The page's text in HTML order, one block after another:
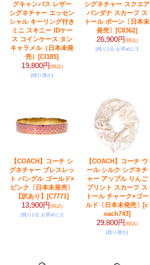
グキャンバス レザー
シグネチャー エッセン
シャル キーリング付き
ミニ スキニー IDケー
ス コインケース タン
キャラメル（日本未発
売）
[CI185]
19,800円(税込)
[残り僅か]
シグネチャー スクエア
バンダナ スカーフ ス
トール ボーン〔日本未
発売〕 [C8362]
26,900円(税込)
[残り1点 お早めに!]
【COACH】コーチ シ
グネチャー ブレスレッ
ト バングル ゴールド×
ピンク〔日本未発売〕
【訳あり】
[C7771]
13,900円(税込)
[残り1点 お早めに!]
【COACH】コーチ ウ
ール シルク シグネチ
ャー アップル りんご
プリント スカーフ ス
トール チャーク×ゴー
ルド〔日本未発売〕 [c
oach743]
29,800円(税込)
[残り僅か]